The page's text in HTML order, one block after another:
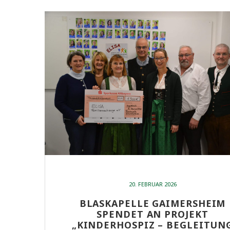
20. FEBRUAR 2026
BLASKAPELLE GAIMERSHEIM
SPENDET AN PROJEKT
„KINDERHOSPIZ –